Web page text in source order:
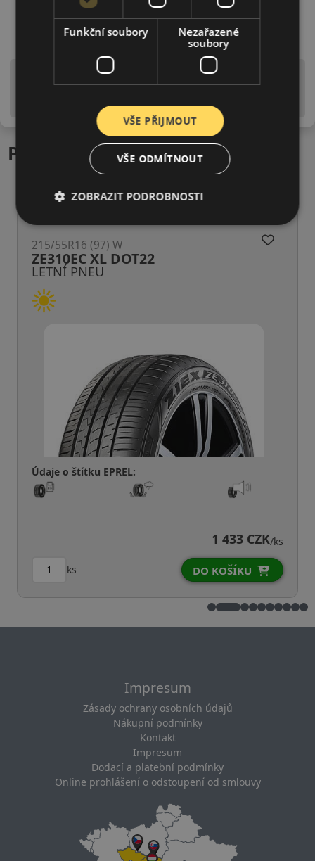
Upozornění! Hodnoty na štítku jsou pouze
informativního charakteru. Mohou být dodány pneumatiky
is EU štítky ve smyslu dosud platné (předchozí) legislativy.
Podobné produkty
LETNÍ PNEU
ZE310EC XL DOT22
215/55R16 (97) W
Údaje o štítku EPREL:
1 433 CZK/ks
ks DO KOŠÍKU
Impresum
Zásady ochrany osobních údajů
Nákupní podmínky
Kontakt
Impresum
Dodací a platební podmínky
Online prohlášení o odstoupení od smlouvy
Funkční soubory
Nezařazené
soubory
VŠE PŘIJMOUT
VŠE ODMÍTNOUT
ZOBRAZIT PODROBNOSTI